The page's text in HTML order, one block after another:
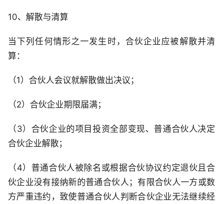
10、解散与清算
当下列任何情形之一发生时，合伙企业应被解散并清
算：
（1）合伙人会议就解散做出决议；
（2）合伙企业期限届满；
（3）合伙企业的项目投资全部变现、普通合伙人决定
合伙企业解散；
（4）普通合伙人被除名或根据合伙协议约定退伙且合
伙企业没有接纳新的普通合伙人；有限合伙人一方或数
方严重违约，致使普通合伙人判断合伙企业无法继续经